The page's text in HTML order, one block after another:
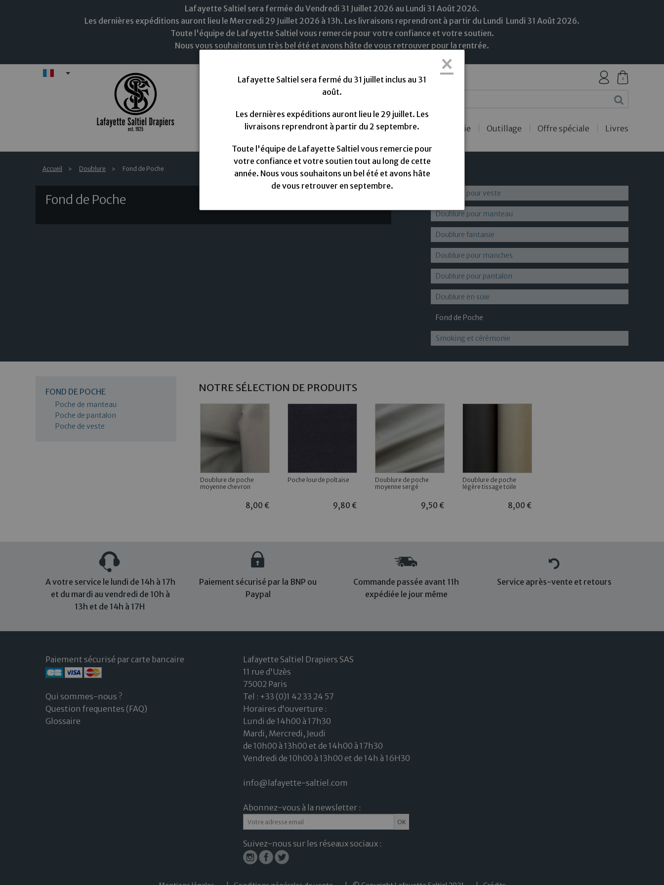
Lafayette Saltiel sera fermée du Vendredi 31 Juillet 2026 au Lundi 31 Août 2026.
Les dernières expéditions auront lieu le Mercredi 29 Juillet 2026 à 13h. Les livraisons reprendront à partir du Lundi Lundi 31 Août 2026.
Toute l'équipe de Lafayette Saltiel vous remercie pour votre confiance et votre soutien.
Nous vous souhaitons un très bel été et avons hâte de vous retrouver pour la rentrée.
0
Nouveautées Tissus Doublure Fils à coudre Mercerie Outillage Offre spéciale Livres
Accueil Doublure Fond de Poche
Fond de Poche Doublure pour veste
Doublure pour manteau
Doublure fantaisie
Doublure pour manches
Doublure pour pantalon
Doublure en soie
Fond de Poche
Smoking et cérémonie
FOND DE POCHE
Poche de manteau
Poche de pantalon
Poche de veste
NOTRE SÉLECTION DE PRODUITS
Doublure de poche
moyenne chevron
8,00 €
Poche lourde poltaise
9,80 €
Doublure de poche
moyenne sergé
9,50 €
Doublure de poche
légère tissage toile
8,00 €
A votre service le lundi de 14h à 17h
et du mardi au vendredi de 10h à
13h et de 14h à 17H
Paiement sécurisé par la BNP ou
Paypal
Commande passée avant 11h
expédiée le jour même
Service après-vente et retours
Paiement sécurisé par carte bancaire
Qui sommes-nous ?
Question frequentes (FAQ)
Glossaire
Lafayette Saltiel Drapiers SAS
11 rue d'Uzès
75002 Paris
Tel : +33 (0)1 42 33 24 57
Horaires d'ouverture :
Lundi de 14h00 à 17h30
Mardi, Mercredi, Jeudi
de 10h00 à 13h00 et de 14h00 à 17h30
Vendredi de 10h00 à 13h00 et de 14h à 16H30
info@lafayette-saltiel.com
Abonnez-vous à la newsletter :
Suivez-nous sur les réseaux sociaux :
Lafayette Saltiel sera fermé du 31 juillet inclus au 31
août.
Les dernières expéditions auront lieu le 29 juillet. Les
livraisons reprendront à partir du 2 septembre.
Toute l'équipe de Lafayette Saltiel vous remercie pour
votre confiance et votre soutien tout au long de cette
année. Nous vous souhaitons un bel été et avons hâte
de vous retrouver en septembre.
×